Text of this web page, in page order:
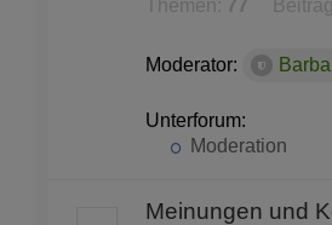
Themen: 77
Moderator:
Unterforum:
Moderation
Meinungen und